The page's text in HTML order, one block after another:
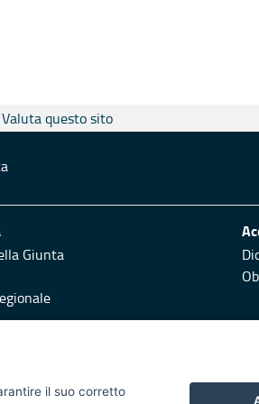
Valuta questo sito
Giunta
il suo corretto